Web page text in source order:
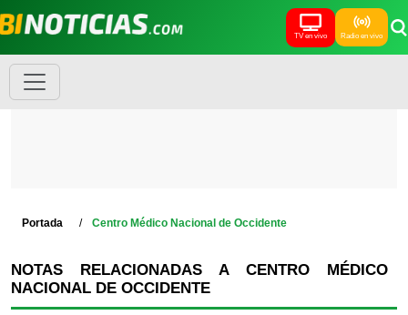
TV en vivo Radio en vivo
Portada Centro Médico Nacional de Occidente
NOTAS RELACIONADAS A CENTRO MÉDICO
NACIONAL DE OCCIDENTE